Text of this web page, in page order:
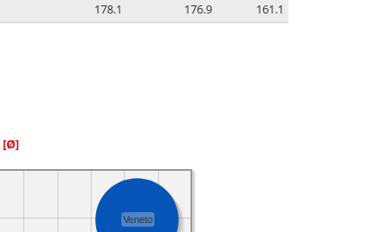
178.1 176.9 161.1
[Ø]
Veneto